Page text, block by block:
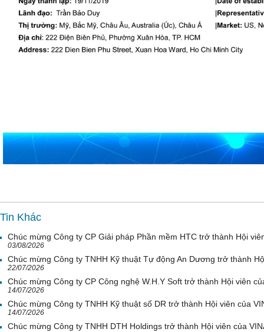
Tin Khác
Chúc mừng Công ty CP Giải pháp Phần mềm HTC trở thành Hội
03/08/2026
Chúc mừng Công ty TNHH Kỹ thuật Tự động An Dương trở thành
22/07/2026
Chúc mừng Công ty CP Công nghệ W.H.Y Soft trở thành Hội viên
14/07/2026
Chúc mừng Công ty TNHH Kỹ thuật số DR trở thành Hội viên của
14/07/2026
Chúc mừng Công ty TNHH DTH Holdings trở thành Hội viên của